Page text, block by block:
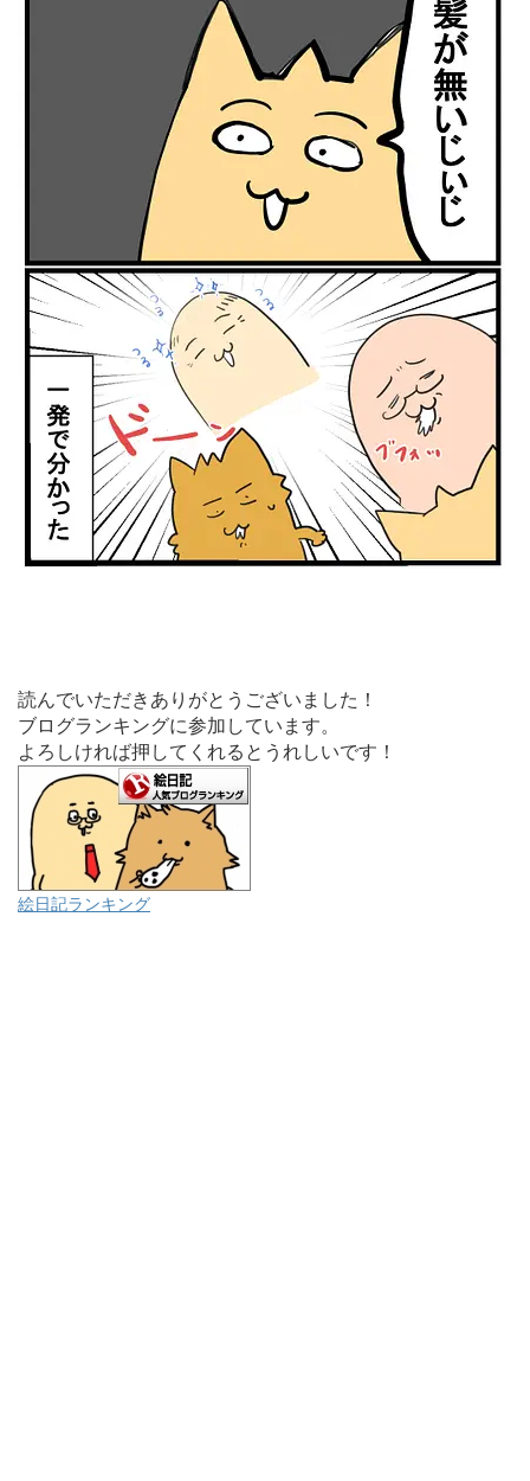
読んでいただきありがとうございました！
ブログランキングに参加しています。
よろしければ押してくれるとうれしいです！
絵日記ランキング